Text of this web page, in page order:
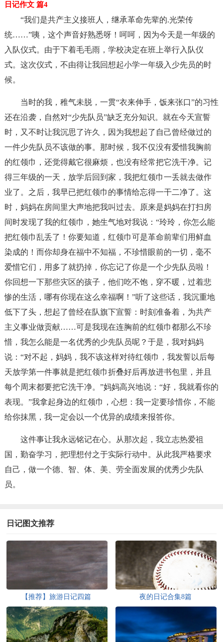
日记作文 篇4
“我们是共产主义接班人，继承革命先辈的.光荣传
统……”咦，这个声音好熟悉呀！呵呵，因为今天是一年级的
入队仪式。由于下着毛毛雨，学校决定在班上举行入队仪
式。这次仪式，不由得让我回想起小学一年级入少先员的时
候。
当时的我，稚气未脱，一贯“衣来伸手，饭来张口”的习性
还在沿袭，自然对“少先队员”缺乏充分知识。就在今天宣誓
时，又不时让我沉思了许久，因为我想起了自己曾经做过的
一件少先队员不该做的事。那时候，我不仅没有爱惜我胸前
的红领巾，还觉得戴它很麻烦，也没有经常把它洗干净。记
得三年级的一天，放学后回到家，我把红领巾一丢就去做作
业了。之后，我早已把红领巾的事情给忘得一干二净了。这
时，妈妈在房间里大声地把我叫过去。原来是妈妈在打扫房
间时发现了我的红领巾，她生气地对我说：“玲玲，你怎么能
把红领巾乱丢了！你要知道，红领巾可是革命前辈们用鲜血
染成的！而你却身在福中不知福，不珍惜眼前的一切，毫不
爱惜它们，用多了就扔掉，你忘记了你是一个少先队员啦！
你回想一下那些灾区的孩子，他们吃不饱，穿不暖，过着悲
惨的生活，哪有你现在这么幸福啊！”听了这些话，我沉重地
低下了头，想起了曾经在队旗下宣誓：时刻准备着，为共产
主义事业做贡献……可是我现在连胸前的红领巾都那么不珍
惜，我怎么能是一名优秀的少先队员呢？于是，我对妈妈
说：“对不起，妈妈，我不该这样对待红领巾，我发誓以后每
天放学第一件事就是把红领巾折叠好后再放进书包里，并且
每个周末都要把它洗干净。”妈妈高兴地说：“好，我就看你的
表现。”我拿起身边的红领巾，心想：我一定要珍惜你，不能
给你抹黑，我一定会以一个优异的成绩来报答你。
这件事让我永远铭记在心。从那次起，我立志热爱祖
国，勤奋学习，把理想付之于实际行动中。从此我严格要求
自己，做一个德、智、体、美、劳全面发展的优秀少先队
员。
日记图文推荐
【推荐】旅游日记四篇 夜的日记合集8篇